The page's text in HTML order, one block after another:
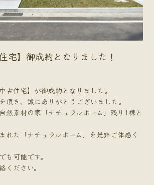
宅】御成約となりました！
古住宅】が御成約となりました。
頂き、誠にありがとうございました。
然素材の家「ナチュラルホーム」残り1棟と
れた「ナチュラルホーム」を是非ご体感く
も可能です。
ください。